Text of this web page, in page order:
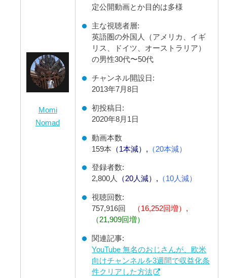
Momi
Nomad
定公開動画とか目的は多様
主な視聴者層:
英語圏の外国人（アメリカ、イギ
リス、ドイツ、オーストラリア）
の男性30代〜50代
チャンネル開設日:
2013年7月8日
初投稿日:
2020年8月1日
動画本数
159本 （1本減）, （20本減）
登録者数:
2,800人
（20人減）, （10人減）
視聴回数:
757,916回
（16,252回増）,
（21,909回増）
関連記事:
YouTube 無名のおじさんが、欧米
向けチャンネルを3週間で収益化条
件クリアした方法